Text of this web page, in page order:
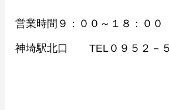
営業時間９：００～１８：００
神埼駅北口 TEL０９５２－５